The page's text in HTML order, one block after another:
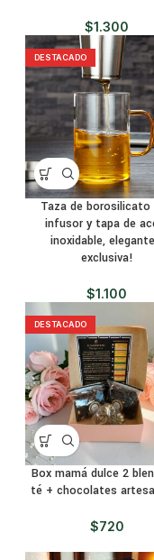
$1.300
DESTACADO
Taza de borosilicato
infusor y tapa de
inoxidable,
exclusiva!
$1.100
DESTACADO
Box mamá dulce 2
té + chocolates
$720